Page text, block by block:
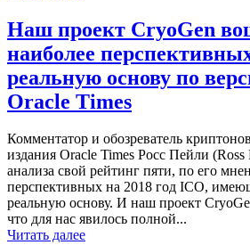
Наш проект CryoGen
наиболее
реальную основу по
Oracle Times
Комментатор и обозреватель
издания Oracle Times Росс Пейли (Ross
анализа свой рейтинг пяти, по его
перспективных на 2018 год ICO,
реальную основу. И наш проект
что для нас явилось полной...
Читать далее